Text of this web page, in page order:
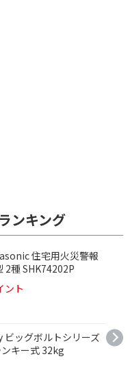
込む
絞り込む
ンキング
住宅用火災警報
2種 SHK74202P
ント
ッグボルトシリーズ
キー式 32kg